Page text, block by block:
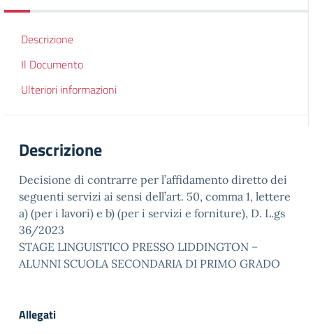
Descrizione
Il Documento
Ulteriori informazioni
Descrizione
Decisione di contrarre per l’affidamento diretto dei
seguenti servizi ai sensi dell’art. 50, comma 1, lettere
a) (per i lavori) e b) (per i servizi e forniture), D. L.gs
36/2023
STAGE LINGUISTICO PRESSO LIDDINGTON –
ALUNNI SCUOLA SECONDARIA DI PRIMO GRADO
Allegati